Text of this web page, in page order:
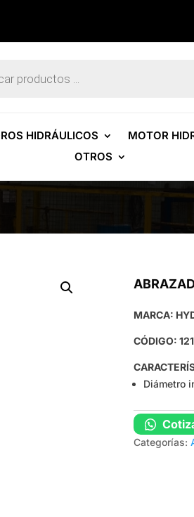
HIDRÁULICOS MOTOR
OTROS
MARCA:
CÓDIGO:
Diámetro
Categorías: